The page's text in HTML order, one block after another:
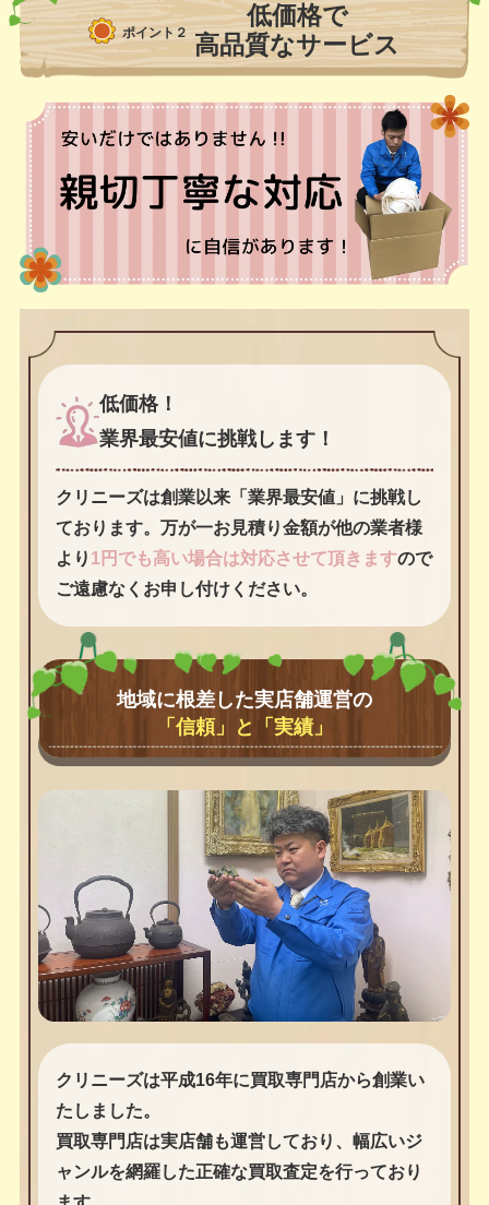
ポイント２
低価格で
高品質なサービス
低価格！
業界最安値に挑戦します！
クリニーズは創業以来「業界最安値」に挑戦し
ております。万が一お見積り金額が他の業者様
より 1円でも高い場合は対応させて頂きますので
ご遠慮なくお申し付けください。
地域に根差した実店舗運営の
「信頼」と「実績」
クリニーズは平成16年に買取専門店から創業い
たしました。
買取専門店は実店舗も運営しており、幅広いジ
ャンルを網羅した正確な買取査定を行っており